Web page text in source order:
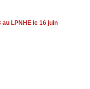
LPNHE le 16 juin